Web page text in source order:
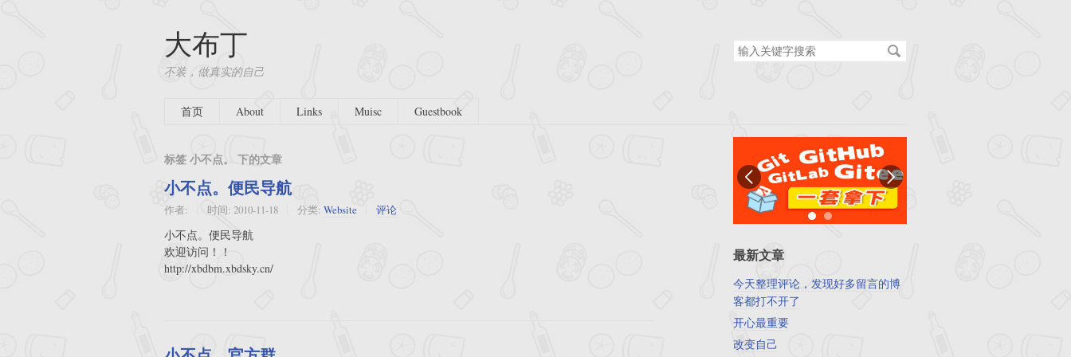
大布丁
不装，做真实的自己
搜
索
首页
About Links Muisc Guestbook
标签 小不点。 下的文章
小不点。便民导航
作者: 时间: 2010-11-18 分类: Website 评论
小不点。便民导航
欢迎访问！！
http://xbdbm.xbdsky.cn/
最新文章
今天整理评论，发现好多留言的博
客都打不开了
开心最重要
改变自己